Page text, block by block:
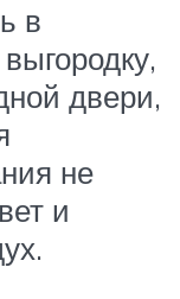
в
двери,
не
и